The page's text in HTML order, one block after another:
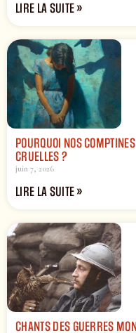
LIRE LA SUITE »
POURQUOI NOS
CRUELLES ?
juin 7, 2026
LIRE LA SUITE »
CHANTS DES GUERRES